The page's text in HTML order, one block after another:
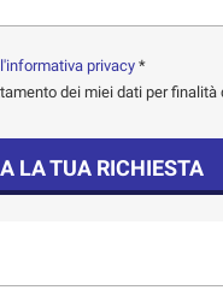
l'informativa privacy *
dei miei dati per finalità
LA TUA RICHIESTA